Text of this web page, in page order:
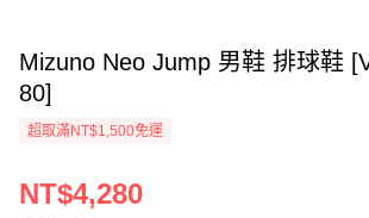
Mizuno Neo Jump 男鞋 排球鞋
80]
超取滿NT$1,500免運
NT$4,280